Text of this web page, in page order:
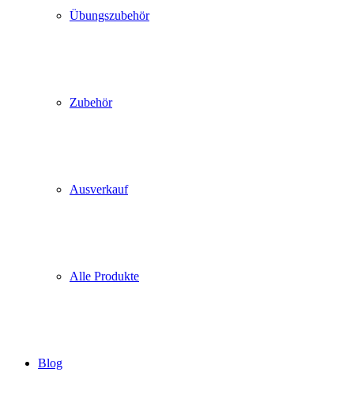
Übungszubehör
Zubehör
Ausverkauf
Alle Produkte
Blog